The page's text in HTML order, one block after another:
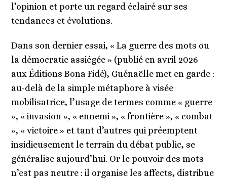
l’opinion et porte un regard éclairé sur ses
tendances et évolutions.
Dans son dernier essai, « La guerre des mots ou
la démocratie assiégée » (publié en avril 2026
aux Éditions Bona Fidé), Guénaëlle met en garde :
au-delà de la simple métaphore à visée
mobilisatrice, l’usage de termes comme « guerre
», « invasion », « ennemi », « frontière », « combat
», « victoire » et tant d’autres qui préemptent
insidieusement le terrain du débat public, se
généralise aujourd’hui. Or le pouvoir des mots
n’est pas neutre : il organise les affects, distribue